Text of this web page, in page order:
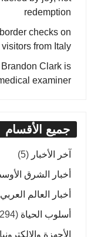
redemption
checks on
visitors from Italy
Clark is
examiner
جميع الأقسام
آخر الأخبار (5)
أخبار الشرق
أخبار العالم العربي
أسلوب الحياة (294)
الأجهزة